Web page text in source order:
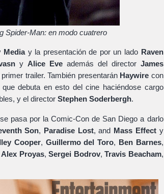
Spider-Man: en modo cuatrero
Mediay la presentación de por un lado Raven
y Alice Eveademás del director James
trailer. También presentarán Haywire con
debuta en esto del cine haciéndose cargo
y el director Stephen Soderbergh.
pasa por la Comic-Con de San Diego a darlo
Son, Paradise Lost, and Mass Effecty
Cooper, Guillermo del Toro, Ben Barnes,
Alex Proyas,Sergei Bodrov,Travis Beacham,